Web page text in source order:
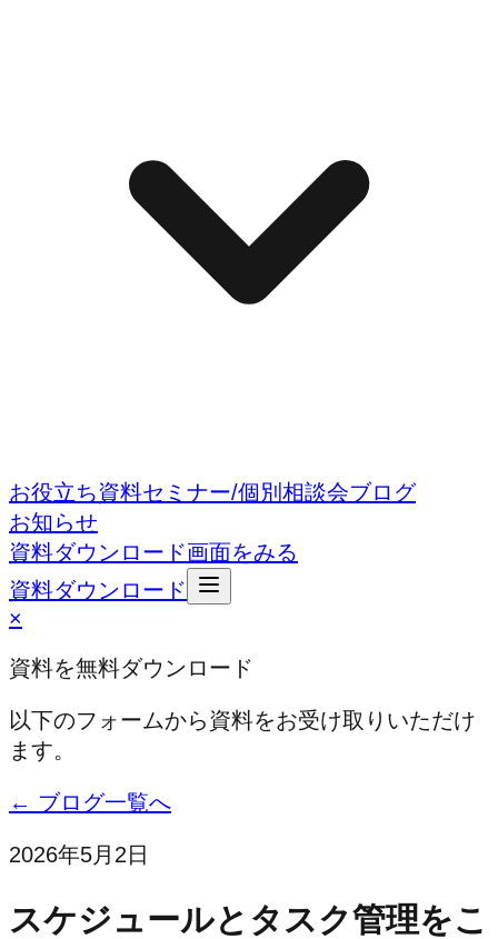
お役立ち資料セミナー/個別相談会ブログ
お知らせ
資料ダウンロード画面をみる
資料ダウンロード
×
資料を無料ダウンロード
以下のフォームから資料をお受け取りいただけ
ます。
← ブログ一覧へ
2026年5月2日
スケジュールとタスク管理をこ